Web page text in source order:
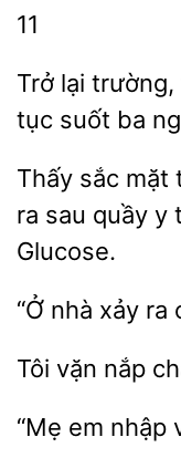
11
Trở lại trường,
tục suốt ba
sắc mặt
ra sau
y
Glucose.
“Ở nhà xảy
Tôi nắp